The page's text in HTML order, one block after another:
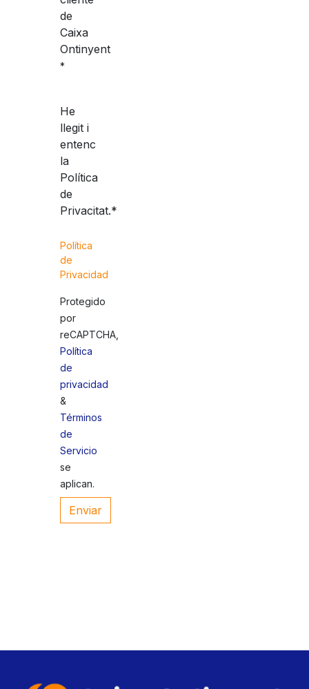
de
Caixa
Ontinyent
*
He
llegit i
entenc
la
Política
de
Privacitat.*
Política
de
Privacidad
Protegido
por
reCAPTCHA,
Política
de
privacidad
&
Términos
de
Servicio
se
aplican.
Enviar